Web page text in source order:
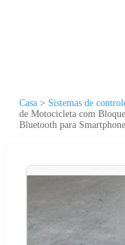
Casa > Sistemas de
de Motocicleta com
Bluetooth para